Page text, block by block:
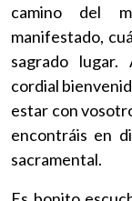
camino del
manifestado,
sagrado lugar.
cordial
estar con
encontráis en
sacramental.